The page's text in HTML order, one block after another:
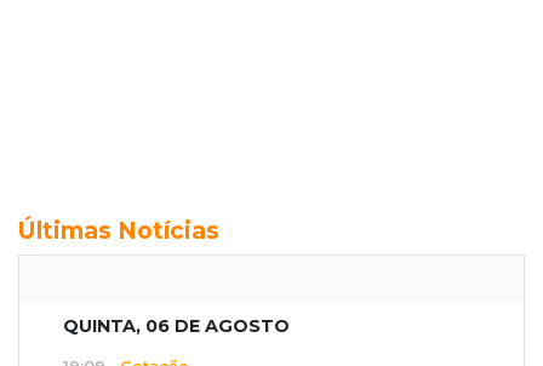
Últimas Notícias
QUINTA, 06 DE AGOSTO